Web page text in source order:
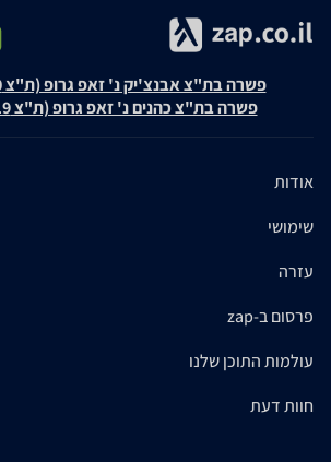
פשרה בת"צ אבנצ'יק נ' זאפ גרופ (ת"צ 23008-08-20)
פשרה בת"צ כהנים נ' זאפ גרופ (ת"צ 60371-12-19)
אודות
שימושי
עזרה
פרסום ב-zap
עולמות התוכן שלנו
חוות דעת